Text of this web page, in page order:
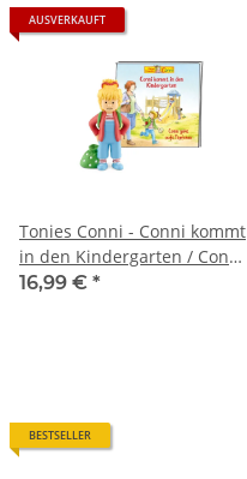
AUSVERKAUFT
Tonies Conni - Conni kommt
in den Kindergarten / Conni
geht aufs Töpfchen 1
16,99 € *
BESTSELLER